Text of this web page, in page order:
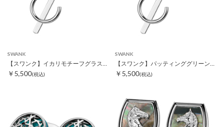
SWANK
￥5,500(税込)
SWANK
￥5,500(税込)